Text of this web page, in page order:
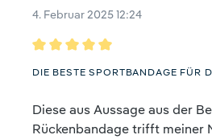
4. Februar 2025 12:24
Bewertung mit 5 von 5
DIE BESTE SPORTBANDAGE FÜR
Diese aus Aussage aus der
Rückenbandage trifft meiner